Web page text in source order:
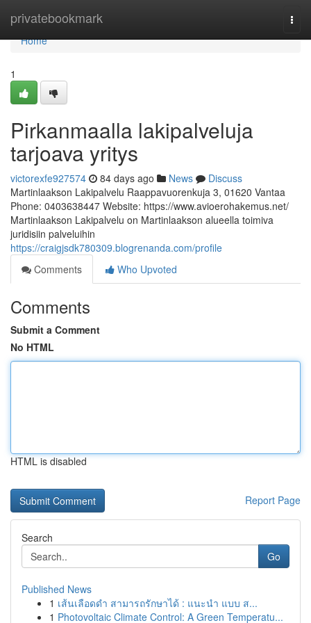
privatebookmark
Home
Home
1
Pirkanmaalla lakipalveluja
tarjoava yritys
victorexfe927574 84 days ago News
Discuss
Martinlaakson Lakipalvelu Raappavuorenkuja 3, 01620 Vantaa
Phone: 0403638447 Website: https://www.avioerohakemus.net/
Martinlaakson Lakipalvelu on Martinlaakson alueella toimiva
juridisiin palveluihin
https://craigjsdk780309.blogrenanda.com/profile
Comments
Who Upvoted
Comments
Submit a Comment
No HTML
HTML is disabled
Report Page
Search
Go
Published News
1 เส้นเลือดดำ สามารถรักษาได้ : แนะนำ แบบ ส...
1 Photovoltaic Climate Control: A Green Temperatu...